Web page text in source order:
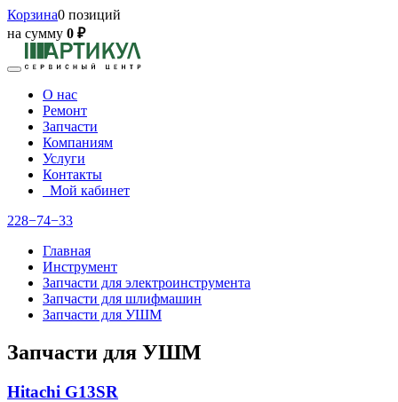
Корзина0 позиций
на сумму 0 ₽
О нас
Ремонт
Запчасти
Компаниям
Услуги
Контакты
Мой кабинет
228−74−33
Главная
Инструмент
Запчасти для электроинструмента
Запчасти для шлифмашин
Запчасти для УШМ
Запчасти для УШМ
Hitachi G13SR